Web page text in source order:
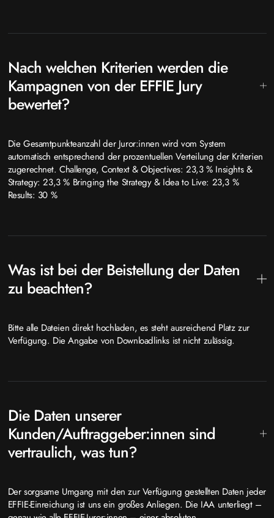
Nach welchen Kriterien werden die
Kampagnen von der EFFIE Jury
bewertet?
Die Gesamtpunkteanzahl der Juror:innen wird vom System
automatisch entsprechend der prozentuellen Verteilung der Kriterien
zugerechnet. Challenge, Context & Objectives: 23,3 % Insights &
Strategy: 23,3 % Bringing the Strategy & Idea to Live: 23,3 %
Results: 30 %
Was ist bei der Beistellung der Daten
zu beachten?
Bitte alle Dateien direkt hochladen, es steht ausreichend Platz zur
Verfügung. Die Angabe von Downloadlinks ist nicht zulässig.
Die Daten unserer
Kunden/Auftraggeber:innen sind
vertraulich, was tun?
Der sorgsame Umgang mit den zur Verfügung gestellten Daten jeder
EFFIE-Einreichung ist uns ein großes Anliegen. Die IAA unterliegt –